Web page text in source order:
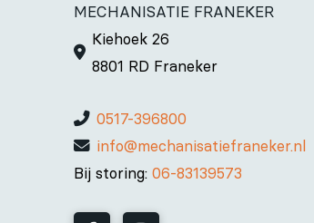
MECHANISATIE FRANEKER
Kiehoek 26
8801 RD Franeker
0517-396800
info@mechanisatiefraneker.nl
Bij storing: 06-83139573